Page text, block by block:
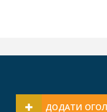
ДОДАТИ